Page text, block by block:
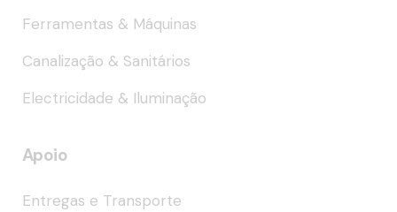
Ferramentas & Máquinas
Canalização & Sanitários
Electricidade & Iluminação
Apoio
Entregas e Transporte